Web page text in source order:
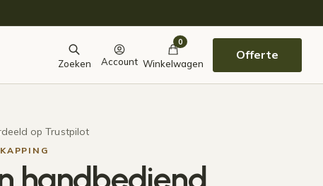
Zoeken Account
0
Winkelwagen
Offerte
op Trustpilot